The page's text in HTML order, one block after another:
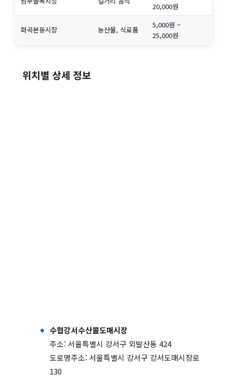
20,000원
화곡본동시장 농산물, 식료품
5,000원 ~
25,000원
위치별 상세 정보
수협강서수산물도매시장
주소: 서울특별시 강서구 외발산동 424
도로명주소: 서울특별시 강서구 강서도매시장로
130